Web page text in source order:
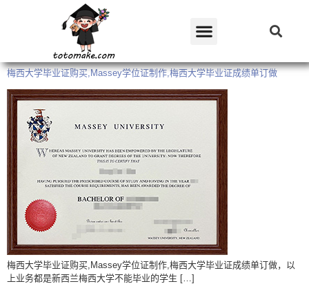
梅西大学毕业证购买,Massey学位证制作,梅西大学毕业证成绩单订做
梅西大学毕业证购买,Massey学位证制作,梅西大学毕业证成绩单订做，以
上业务都是新西兰梅西大学不能毕业的学生 […]